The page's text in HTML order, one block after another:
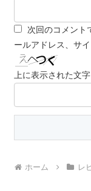
次回のコメント
ールアドレス、サイ
上に表示された文
ホーム レ